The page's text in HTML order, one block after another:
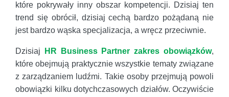
które pokrywały inny obszar kompetencji. Dzisiaj ten
trend się obrócił, dzisiaj cechą bardzo pożądaną nie
jest bardzo wąska specjalizacja, a wręcz przeciwnie.
Dzisiaj HR Business Partner zakres obowiązków,
które obejmują praktycznie wszystkie tematy związane
z zarządzaniem ludźmi. Takie osoby przejmują powoli
obowiązki kilku dotychczasowych działów. Oczywiście